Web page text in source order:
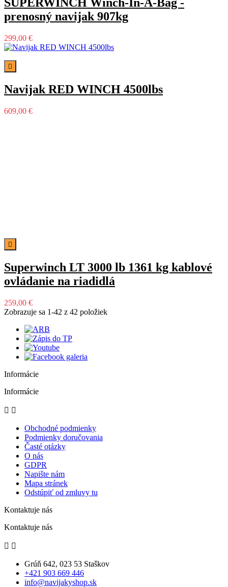
prenosný navijak 907kg
299,00 €

Navijak RED WINCH 4500lbs
609,00 €

Superwinch LT 3000 lb 1361 kg kablové
ovládanie na riadidlá
259,00 €
Zobrazuje sa 1-42 z 42 položiek
Informácie
Informácie
 
Obchodné podmienky
Podmienky doručovania
Časté otázky
O nás
GDPR
Napište nám
Mapa stránek
Odstúpiť od zmluvy tu
Kontaktuje nás
Kontaktuje nás
 
Grúň 642, 023 53 Staškov
+421 903 669 446
info@navijakyshop.sk